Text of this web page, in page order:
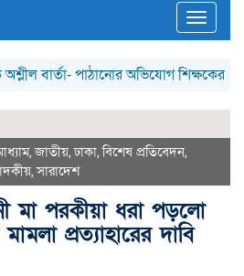
Toggle
বার্তা- পাঠানোর অভিযোগ শিক্ষকের বিরুদ্ধে;
,জাতীয়,ঢাকা,বিশেষ প্রতিবেদন,
,সারাদেশ
মা পরকীয়া ধরা পড়লো
প্রত্যাহারের দাবি